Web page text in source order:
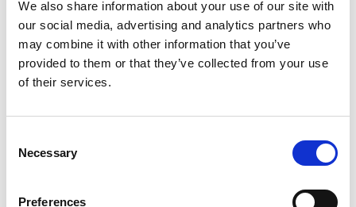
We also share information about your use of our site with
our social media, advertising and analytics partners who
may combine it with other information that you’ve
provided to them or that they’ve collected from your use
of their services.
Selection
Necessary
Preferences
SULLA VETTA DELLO XIZANG, DOVE IL VENTO
SOFFIA LO SPIRITO DI BUDDHA